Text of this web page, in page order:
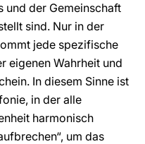
und der Gemeinschaft
sind. Nur in der
jede spezifische
eigenen Wahrheit und
In diesem Sinne ist
in der alle
harmonisch
um das